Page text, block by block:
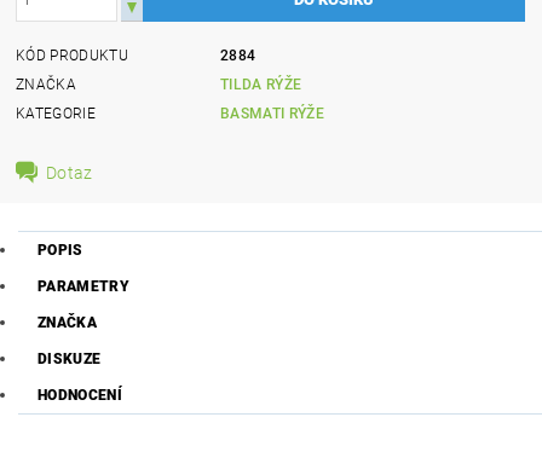
KÓD PRODUKTU
2884
ZNAČKA
TILDA RÝŽE
KATEGORIE
BASMATI RÝŽE
Dotaz
POPIS
PARAMETRY
ZNAČKA
DISKUZE
HODNOCENÍ